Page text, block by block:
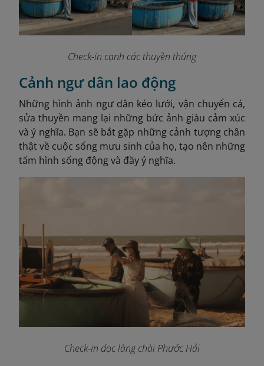
Check-in cạnh các thuyền thúng
Cảnh ngư dân lao động
Những hình ảnh ngư dân kéo lưới, vận chuyển cá,
sửa thuyền mang lại những bức ảnh giàu cảm xúc
và ý nghĩa. Bạn sẽ bắt gặp những cảnh tượng chân
thật về cuộc sống mưu sinh của họ, tạo nên những
tấm hình sống động và đầy ý nghĩa.
Check-in dọc làng chài Phước Hải